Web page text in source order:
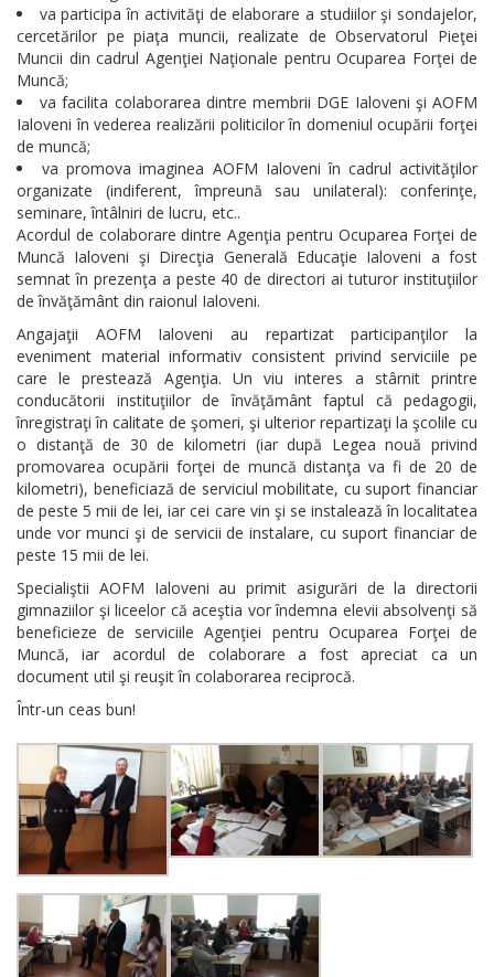
va participa în activităţi de elaborare a studiilor şi sondajelor,
cercetărilor pe piaţa muncii, realizate de Observatorul Pieţei
Muncii din cadrul Agenţiei Naţionale pentru Ocuparea Forţei de
Muncă;
va facilita colaborarea dintre membrii DGE Ialoveni şi AOFM
Ialoveni în vederea realizării politicilor în domeniul ocupării forţei
de muncă;
va promova imaginea AOFM Ialoveni în cadrul activităţilor
organizate (indiferent, împreună sau unilateral): conferinţe,
seminare, întâlniri de lucru, etc..
Acordul de colaborare dintre Agenţia pentru Ocuparea Forţei de
Muncă Ialoveni şi Direcţia Generală Educaţie Ialoveni a fost
semnat în prezenţa a peste 40 de directori ai tuturor instituţiilor
de învăţământ din raionul Ialoveni.
Angajaţii AOFM Ialoveni au repartizat participanţilor la
eveniment material informativ consistent privind serviciile pe
care le prestează Agenţia. Un viu interes a stârnit printre
conducătorii instituţiilor de învăţământ faptul că pedagogii,
înregistraţi în calitate de şomeri, şi ulterior repartizaţi la şcolile cu
o distanţă de 30 de kilometri (iar după Legea nouă privind
promovarea ocupării forţei de muncă distanţa va fi de 20 de
kilometri), beneficiază de serviciul mobilitate, cu suport financiar
de peste 5 mii de lei, iar cei care vin şi se instalează în localitatea
unde vor munci şi de servicii de instalare, cu suport financiar de
peste 15 mii de lei.
Specialiştii AOFM Ialoveni au primit asigurări de la directorii
gimnaziilor şi liceelor că aceştia vor îndemna elevii absolvenţi să
beneficieze de serviciile Agenţiei pentru Ocuparea Forţei de
Muncă, iar acordul de colaborare a fost apreciat ca un
document util şi reuşit în colaborarea reciprocă.
Într-un ceas bun!